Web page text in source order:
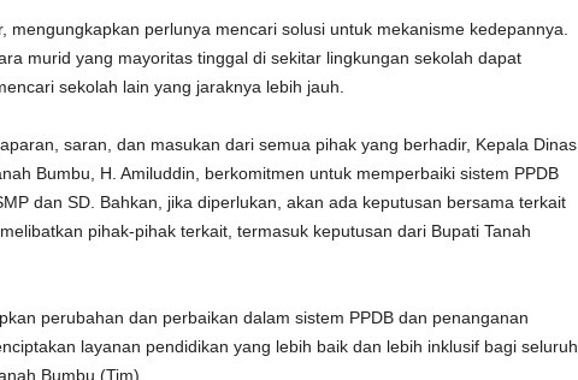
mengungkapkan perlunya mencari solusi untuk mekanisme kedepannya.
murid yang mayoritas tinggal di sekitar lingkungan sekolah dapat
sekolah lain yang jaraknya lebih jauh.
saran, dan masukan dari semua pihak yang berhadir, Kepala Dinas
Bumbu, H. Amiluddin, berkomitmen untuk memperbaiki sistem PPDB
dan SD. Bahkan, jika diperlukan, akan ada keputusan bersama terkait
pihak-pihak terkait, termasuk keputusan dari Bupati Tanah
perubahan dan perbaikan dalam sistem PPDB dan penanganan
layanan pendidikan yang lebih baik dan lebih inklusif bagi seluruh
Bumbu.(Tim)